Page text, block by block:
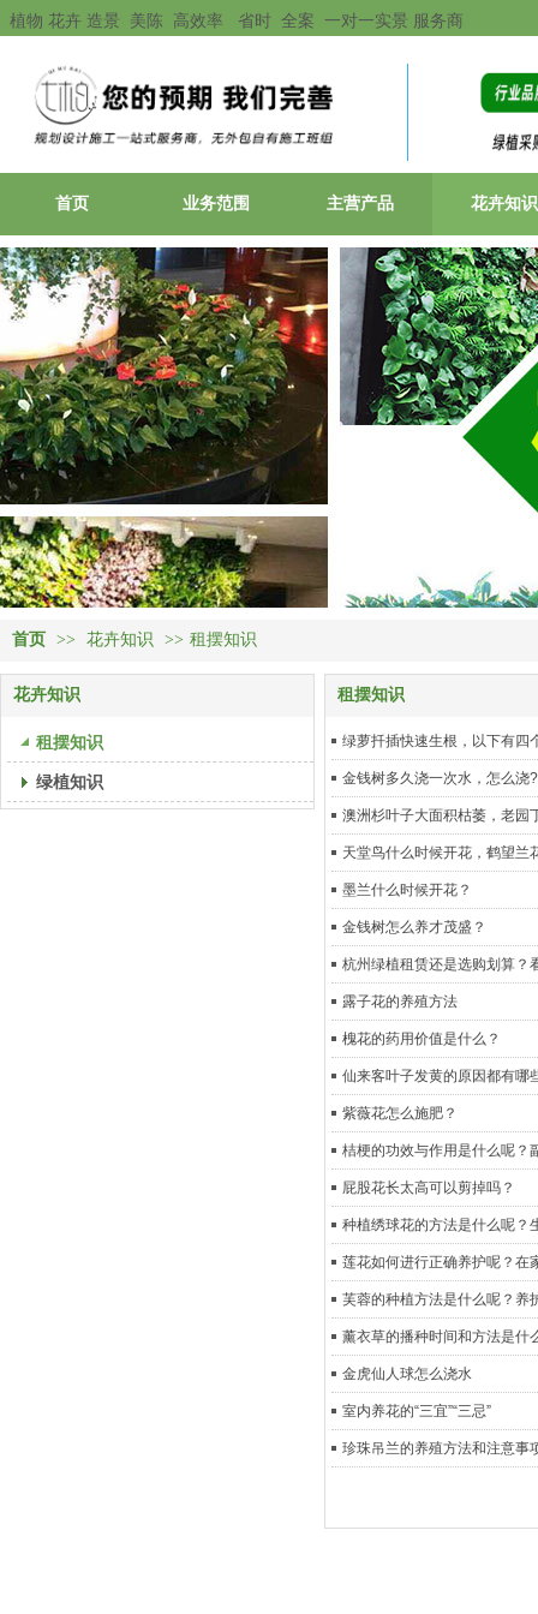
植物 花卉 造景 美陈 高效率 省时 全案 一对一实景 服务商
首页 业务范围 主营产品 花卉知识
首页 >> 花卉知识 >> 租摆知识
花卉知识
租摆知识
绿植知识
租摆知识
绿萝扦插快速生根，以下有四
金钱树多久浇一次水，怎么浇?
澳洲杉叶子大面积枯萎，老园
天堂鸟什么时候开花，鹤望兰
墨兰什么时候开花？
金钱树怎么养才茂盛？
杭州绿植租赁还是选购划算？
露子花的养殖方法
槐花的药用价值是什么？
仙来客叶子发黄的原因都有哪
紫薇花怎么施肥？
桔梗的功效与作用是什么呢？
屁股花长太高可以剪掉吗？
种植绣球花的方法是什么呢？
莲花如何进行正确养护呢？在
芙蓉的种植方法是什么呢？养
薰衣草的播种时间和方法是什
金虎仙人球怎么浇水
室内养花的“三宜”“三忌”
珍珠吊兰的养殖方法和注意事